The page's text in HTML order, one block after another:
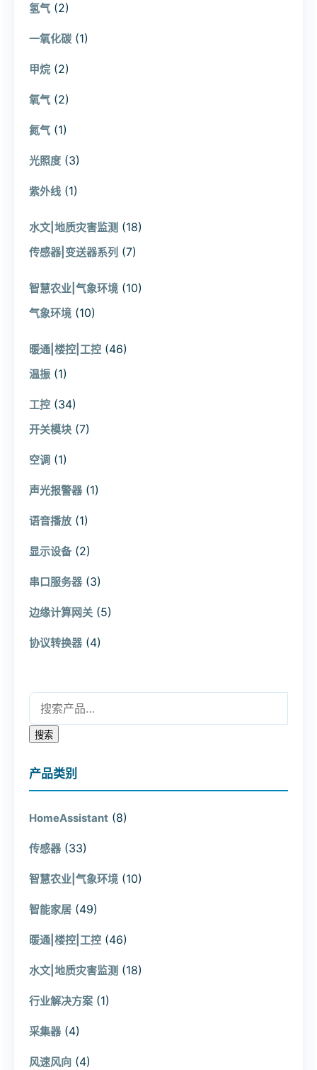
氢气 (2)
一氧化碳 (1)
甲烷 (2)
氧气 (2)
氮气 (1)
光照度 (3)
紫外线 (1)
水文|地质灾害监测 (18)
传感器|变送器系列 (7)
智慧农业|气象环境 (10)
气象环境 (10)
暖通|楼控|工控 (46)
温振 (1)
工控 (34)
开关模块 (7)
空调 (1)
声光报警器 (1)
语音播放 (1)
显示设备 (2)
串口服务器 (3)
边缘计算网关 (5)
协议转换器 (4)
搜索：
搜索
产品类别
HomeAssistant (8)
传感器 (33)
智慧农业|气象环境 (10)
智能家居 (49)
暖通|楼控|工控 (46)
水文|地质灾害监测 (18)
行业解决方案 (1)
采集器 (4)
风速风向 (4)